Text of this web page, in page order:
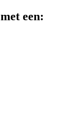
een: